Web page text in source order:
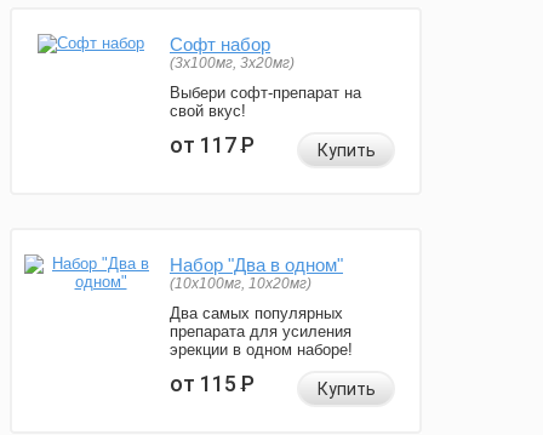
Софт набор
(3x100мг, 3x20мг)
Выбери софт-препарат на
свой вкус!
от 117Р Купить
Набор "Два в одном"
(10x100мг, 10x20мг)
Два самых популярных
препарата для усиления
эрекции в одном наборе!
от 115Р Купить